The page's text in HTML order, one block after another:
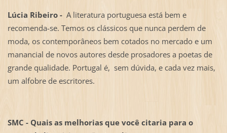
Lúcia Ribeiro -A literatura portuguesa está bem e
recomenda-se. Temos os clássicos que nunca perdem de
moda, os contemporâneos bem cotados no mercado e um
manancial de novos autores desde prosadores a poetas de
grande qualidade. Portugal é, sem dúvida, e cada vez mais,
um alfobre de escritores.
SMC - Quais as melhorias que você citaria para o